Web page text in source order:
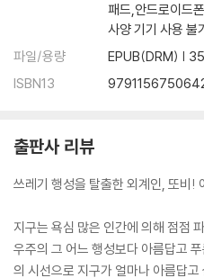
패드,안드로이드
사양 기기 사용
파일/용량
EPUB(DRM) |
ISBN13
출판사 리뷰
쓰레기 행성을 탈출한 외계인, 또비!
지구는 욕심 많은 인간에 의해 점점
우주의 그 어느 행성보다 아름답고
의 시선으로 지구가 얼마나 아름답